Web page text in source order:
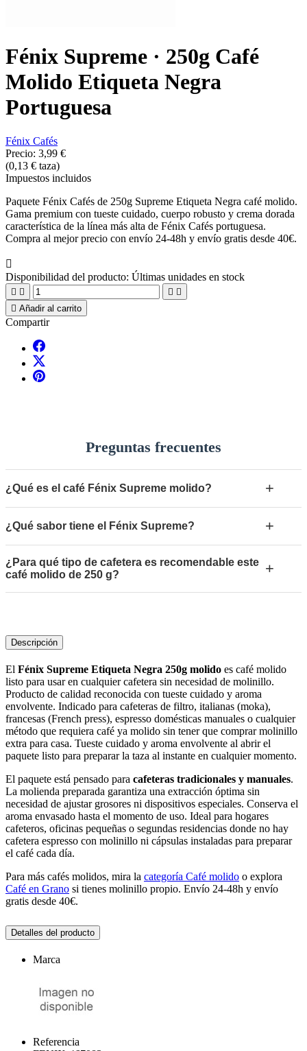
Fénix Supreme · 250g Café
Molido Etiqueta Negra
Portuguesa
Fénix Cafés
Precio: 3,99 €
(0,13 € taza)
Impuestos incluidos
Paquete Fénix Cafés de 250g Supreme Etiqueta Negra café molido.
Gama premium con tueste cuidado, cuerpo robusto y crema dorada
característica de la línea más alta de Fénix Cafés portuguesa.
Compra al mejor precio con envío 24-48h y envío gratis desde 40€.

Disponibilidad del producto: Últimas unidades en stock
   
 Añadir al carrito
Compartir
Preguntas frecuentes
¿Qué es el café Fénix Supreme molido? +
¿Qué sabor tiene el Fénix Supreme? +
¿Para qué tipo de cafetera es recomendable este
café molido de 250 g?
+
Descripción
El Fénix Supreme Etiqueta Negra 250g molido es café molido
listo para usar en cualquier cafetera sin necesidad de molinillo.
Producto de calidad reconocida con tueste cuidado y aroma
envolvente. Indicado para cafeteras de filtro, italianas (moka),
francesas (French press), espresso domésticas manuales o cualquier
método que requiera café ya molido sin tener que comprar molinillo
extra para casa. Tueste cuidado y aroma envolvente al abrir el
paquete listo para preparar la taza al instante en cualquier momento.
El paquete está pensado para cafeteras tradicionales y manuales.
La molienda preparada garantiza una extracción óptima sin
necesidad de ajustar grosores ni dispositivos especiales. Conserva el
aroma envasado hasta el momento de uso. Ideal para hogares
cafeteros, oficinas pequeñas o segundas residencias donde no hay
cafetera espresso con molinillo ni cápsulas instaladas para preparar
el café cada día.
Para más cafés molidos, mira la categoría Café molido o explora
Café en Grano si tienes molinillo propio. Envío 24-48h y envío
gratis desde 40€.
Detalles del producto
Marca
Referencia